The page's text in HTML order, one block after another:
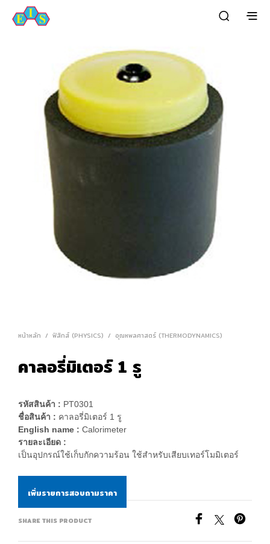
หน้าหลัก / ฟิสิกส์ (PHYSICS) / อุณหพลศาสตร์ (THERMODYNAMICS)
คาลอรี่มิเตอร์ 1 รู
รหัสสินค้า : PT0301
ชื่อสินค้า : คาลอรี่มิเตอร์ 1 รู
English name : Calorimeter
รายละเอียด :
เป็นอุปกรณ์ใช้เก็บกักความร้อน ใช้สำหรับเสียบเทอร์โมมิเตอร์
เพิ่มรายการสอบถามราคา
SHARE THIS PRODUCT